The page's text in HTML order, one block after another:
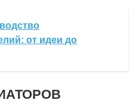
от идеи до